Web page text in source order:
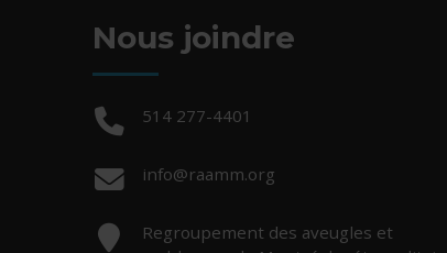
Nous joindre
Téléphone :
514 277-4401
Courriel :
info@raamm.org
Adresse :
Regroupement des aveugles et